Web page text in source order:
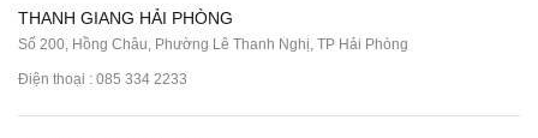
THANH GIANG HẢI PHÒNG
Số 200, Hồng Châu, Phường Lê Thanh Nghị, TP Hải Phòng
Điện thoại : 085 334 2233